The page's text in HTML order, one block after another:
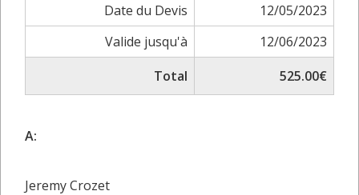
Date du Devis
12/05/2023
Valide jusqu'à
12/06/2023
Total
525.00€
A:
Jeremy Crozet